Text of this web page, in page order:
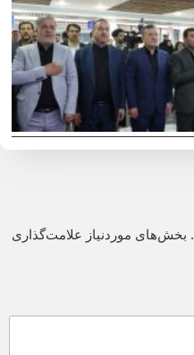
بخش‌های موردنیاز علامت‌گذاری